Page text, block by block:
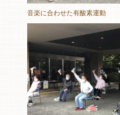
音楽に合わせた有酸素運動